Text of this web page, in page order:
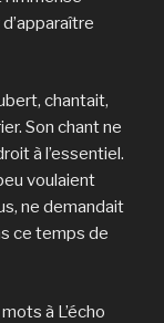
chantait,
Son chant ne
à l’essentiel.
voulaient
ne demandait
ce temps de
à L’écho